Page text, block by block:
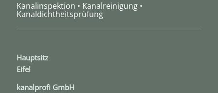
Kanalinspektion • Kanalreinigung •
Kanaldichtheitsprüfung
Hauptsitz
Eifel
kanal­profi GmbH